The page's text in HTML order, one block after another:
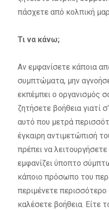
πάσχετε από κολπική
Τι να κάνω;
Αν εμφανίσετε κάποια
συμπτώματα, μην
εκπέμπει ο οργανισμός
ζητήσετε βοήθεια γιατί
αυτό που μετρά
έγκαιρη αντιμετώπισή
πρέπει να
εμφανίζει ύποπτο
κάποιο πρόσωπο του
περιμένετε
καλέσετε βοήθεια. Είτε